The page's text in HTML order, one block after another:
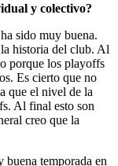
y colectivo?
sido muy buena.
historia del club. Al
porque los playoffs
Es cierto que no
que el nivel de la
Al final esto son
creo que la
temporada en